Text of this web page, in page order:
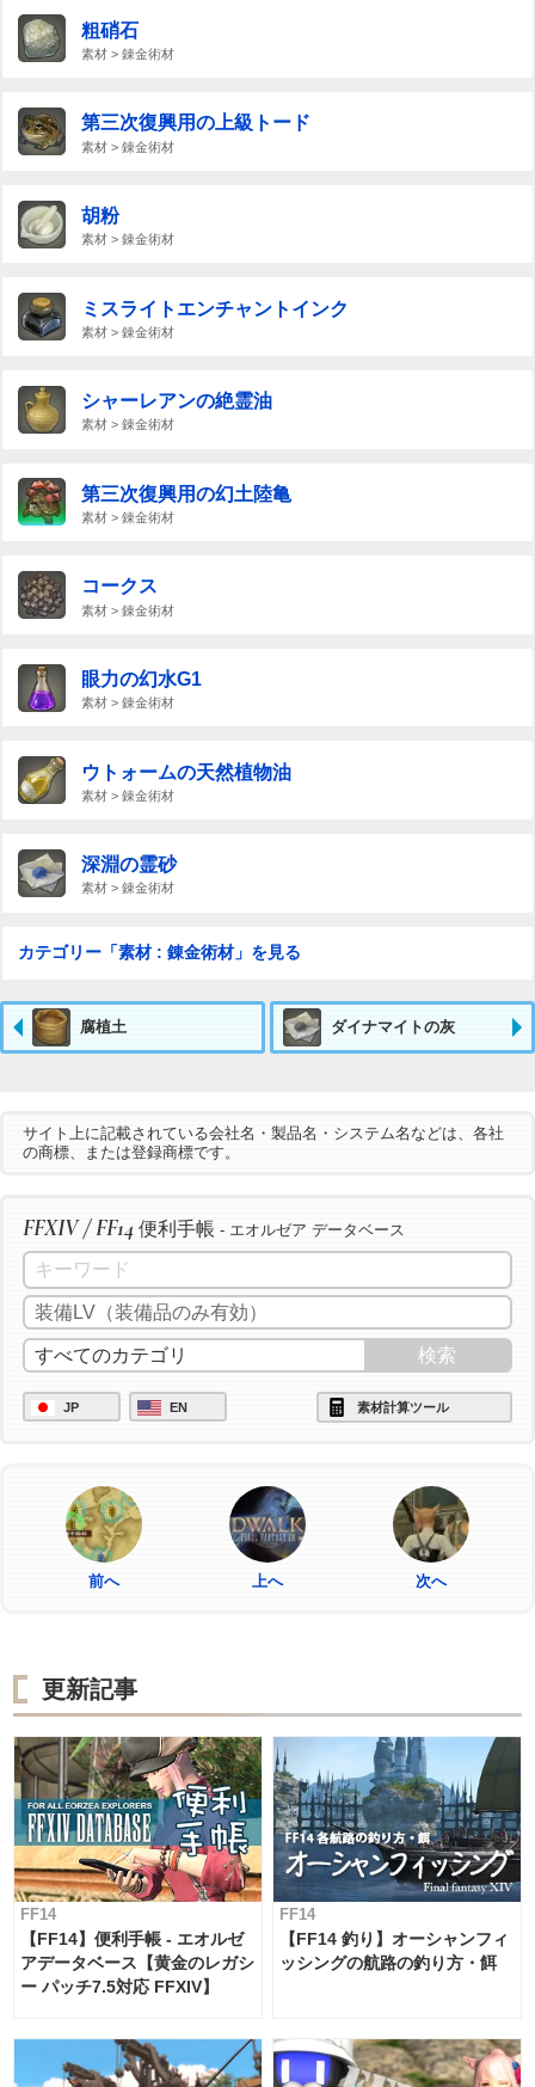
粗硝石
素材 > 錬金術材
第三次復興用の上級トード
素材 > 錬金術材
胡粉
素材 > 錬金術材
ミスライトエンチャントインク
素材 > 錬金術材
シャーレアンの絶霊油
素材 > 錬金術材
第三次復興用の幻土陸亀
素材 > 錬金術材
コークス
素材 > 錬金術材
眼力の幻水G1
素材 > 錬金術材
ウトォームの天然植物油
素材 > 錬金術材
深淵の霊砂
素材 > 錬金術材
カテゴリー「素材 : 錬金術材」を見る
腐植土 ダイナマイトの灰
サイト上に記載されている会社名・製品名・システム名などは、各社
の商標、または登録商標です。
FFXIV / FF14 便利手帳 - エオルゼア データベース
JP EN 素材計算ツール
前へ 上へ 次へ
更新記事
FF14
【FF14】便利手帳 - エオルゼ
アデータベース【黄金のレガシ
ー パッチ7.5対応 FFXIV】
FF14
【FF14 釣り】オーシャンフィ
ッシングの航路の釣り方・餌